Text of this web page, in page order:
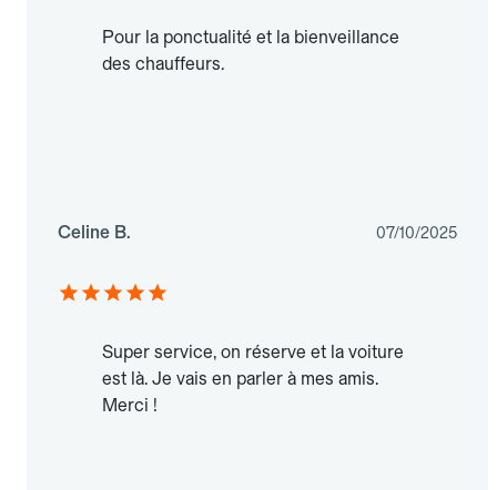
Pour la ponctualité et la bienveillance
des chauffeurs.
Celine B. 07/10/2025
Super service, on réserve et la voiture
est là. Je vais en parler à mes amis.
Merci !